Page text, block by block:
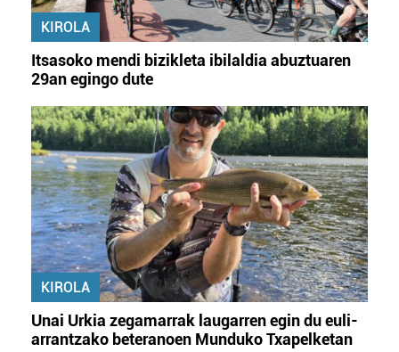
KIROLA
Itsasoko mendi bizikleta ibilaldia abuztuaren
29an egingo dute
KIROLA
Unai Urkia zegamarrak laugarren egin du euli-
arrantzako beteranoen Munduko Txapelketan